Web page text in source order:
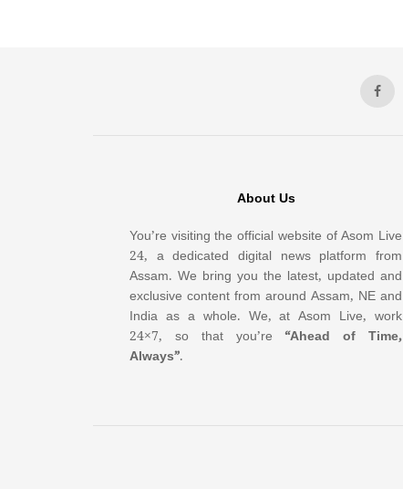
About Us
You’re visiting the official website of Asom Live
24, a dedicated digital news platform from
Assam. We bring you the latest, updated and
exclusive content from around Assam, NE and
India as a whole. We, at Asom Live, work
24×7, so that you’re“Ahead of Time,
Always”.